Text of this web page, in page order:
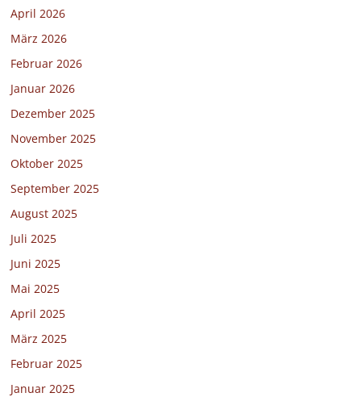
April 2026
März 2026
Februar 2026
Januar 2026
Dezember 2025
November 2025
Oktober 2025
September 2025
August 2025
Juli 2025
Juni 2025
Mai 2025
April 2025
März 2025
Februar 2025
Januar 2025